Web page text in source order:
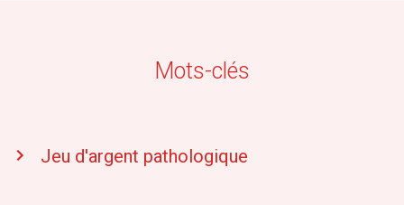
Mots-clés
Jeu d'argent pathologique